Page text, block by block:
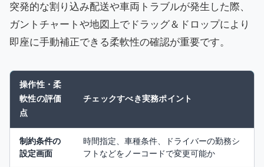
突発的な割り込み配送や車両トラブルが発生した際、
ガントチャートや地図上でドラッグ＆ドロップにより
即座に手動補正できる柔軟性の確認が重要です。
操作性・柔
軟性の評価
点
チェックすべき実務ポイント
制約条件の
設定画面
時間指定、車種条件、ドライバーの勤務シ
フトなどをノーコードで変更可能か